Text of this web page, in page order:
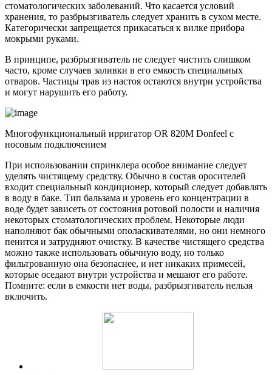
стоматологических заболеваний. Что касается условий
хранения, то разбрызгиватель следует хранить в сухом месте.
Категорически запрещается прикасаться к вилке прибора
мокрыми руками.
В принципе, разбрызгиватель не следует чистить слишком
часто, кроме случаев заливки в его емкость специальных
отваров. Частицы трав из настоя остаются внутри устройства
и могут нарушить его работу.
Многофункциональный ирригатор OR 820M Donfeel с
носовым подключением
При использовании спринклера особое внимание следует
уделять чистящему средству. Обычно в состав оросителей
входит специальный кондиционер, который следует добавлять
в воду в баке. Тип бальзама и уровень его концентрации в
воде будет зависеть от состояния ротовой полости и наличия
некоторых стоматологических проблем. Некоторые люди
наполняют бак обычными ополаскивателями, но они немного
пенится и затрудняют очистку. В качестве чистящего средства
можно также использовать обычную воду, но только
фильтрованную она ​​безопаснее, и нет никаких примесей,
которые оседают внутри устройства и мешают его работе.
Помните: если в емкости нет воды, разбрызгиватель нельзя
включить.